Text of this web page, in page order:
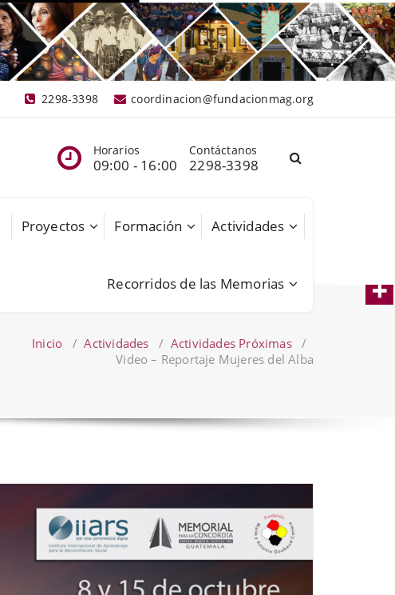
coordinacion@fundacionmag.org
2298-3398
Horarios
09:00 - 16:00
Contáctanos
2298-3398
Proyectos Formación Actividades
Recorridos de las Memorias
Inicio /Actividades / Actividades Próximas/
Video – Reportaje Mujeres del Alba